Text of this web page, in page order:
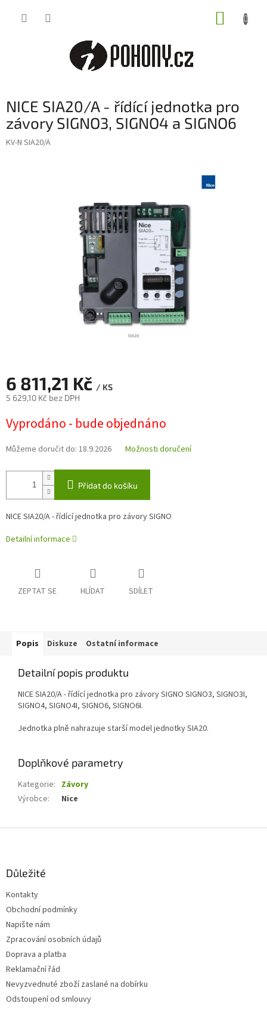
NICE SIA20/A - řídící jednotka pro
závory SIGNO3, SIGNO4 a SIGNO6
KV-N SIA20/A
6 811,21 Kč / KS
5 629,10 Kč bez DPH
cena:
Vyprodáno - bude objednáno
Můžeme doručit do: 18.9.2026 Možnosti doručení
Přidat do košíku
NICE SIA20/A - řídící jednotka pro závory SIGNO
Detailní informace
ZEPTAT SE HLÍDAT SDÍLET
Popis Diskuze Ostatní informace
Detailní popis produktu
NICE SIA20/A - řídící jednotka pro závory SIGNO SIGNO3, SIGNO3I,
SIGNO4, SIGNO4I, SIGNO6, SIGNO6I.
Jednotka plně nahrazuje starší model jednotky SIA20.
Doplňkové parametry
Kategorie: Závory
Výrobce: Nice
Důležité
Kontakty
Obchodní podmínky
Napište nám
Zpracování osobních údajů
Doprava a platba
Reklamační řád
Nevyzvednuté zboží zaslané na dobírku
Odstoupení od smlouvy